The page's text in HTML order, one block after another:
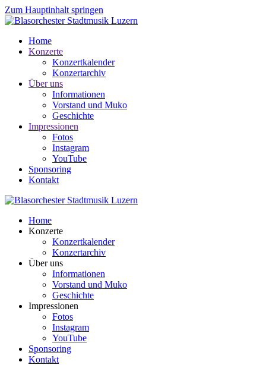
Zum Hauptinhalt springen
Home
Konzerte
Konzertkalender
Konzertarchiv
Über uns
Informationen
Vorstand und Muko
Geschichte
Impressionen
Fotos
Instagram
YouTube
Sponsoring
Kontakt
Home
Konzerte
Konzertkalender
Konzertarchiv
Über uns
Informationen
Vorstand und Muko
Geschichte
Impressionen
Fotos
Instagram
YouTube
Sponsoring
Kontakt